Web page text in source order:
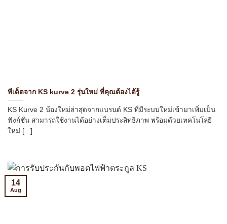
ทีเด็ดจาก KS kurve 2 รุ่นใหม่ ที่คุณต้องได้รู้
KS Kurve 2 น้องใหม่ล่าสุดจากแบรนด์ KS ที่มีระบบใหม่เข้ามาเพิ่มเป็น
ฟังก์ชั่น สามารถใช้งานได้อย่างเต็มประสิทธิภาพ พร้อมด้วยเทคโนโลยี
ใหม่ [...]
14
Aug